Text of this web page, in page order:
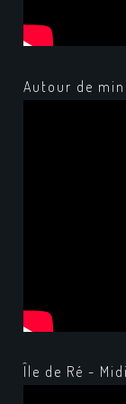
Autour de
Île de Ré -